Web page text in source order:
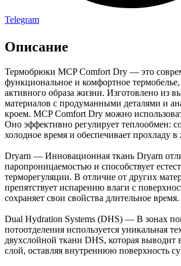
Telegram
Описание
Термобрюки MCP Comfort Dry — это
функциональное и комфортное термобелье,
активного образа жизни. Изготовлено из
материалов с продуманными деталями и
кроем. MCP Comfort Dry можно
Оно эффективно регулирует теплообмен:
холодное время и обеспечивает прохладу в
Dryarn — Инновационная ткань Dryarn
паропроницаемостью и способствует
терморегуляции. В отличие от других
препятствует испарению влаги с
сохраняет свои свойства длительное время.
Dual Hydration Systems (DHS) — В зонах
потоотделения используется уникальная
двухслойной ткани DHS, которая выводит
слой, оставляя внутреннюю поверхность